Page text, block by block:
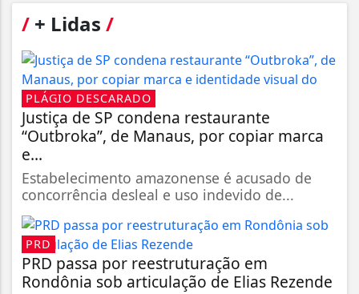
/ + Lidas /
PLÁGIO DESCARADO
Justiça de SP condena restaurante
“Outbroka”, de Manaus, por copiar marca
e...
Estabelecimento amazonense é acusado de
concorrência desleal e uso indevido de...
PRD
PRD passa por reestruturação em
Rondônia sob articulação de Elias Rezende